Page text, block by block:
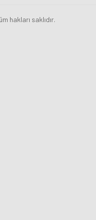
hakları saklıdır.